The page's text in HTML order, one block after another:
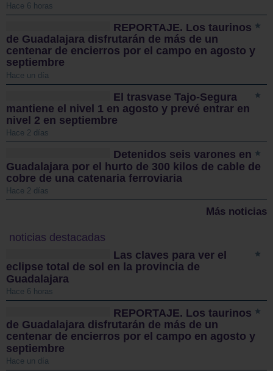
Hace 6 horas
REPORTAJE. Los taurinos
de Guadalajara disfrutarán de más de un
centenar de encierros por el campo en agosto y
septiembre
Hace un día
El trasvase Tajo-Segura
mantiene el nivel 1 en agosto y prevé entrar en
nivel 2 en septiembre
Hace 2 días
Detenidos seis varones en
Guadalajara por el hurto de 300 kilos de cable de
cobre de una catenaria ferroviaria
Hace 2 días
Más noticias
noticias destacadas
Las claves para ver el
eclipse total de sol en la provincia de
Guadalajara
Hace 6 horas
REPORTAJE. Los taurinos
de Guadalajara disfrutarán de más de un
centenar de encierros por el campo en agosto y
septiembre
Hace un día